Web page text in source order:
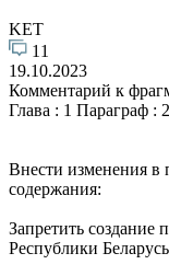
KET
11
19.10.2023
Комментарий к
Глава : 1 Параграф :
Внести изменения в
содержания:
Запретить создание
Республики